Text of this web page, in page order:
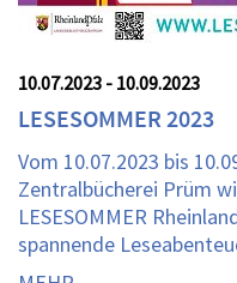
10.07.2023 - 10.09.2023
LESESOMMER 2023
Vom 10.07.2023 bis
Zentralbücherei Prüm
LESESOMMER
spannende